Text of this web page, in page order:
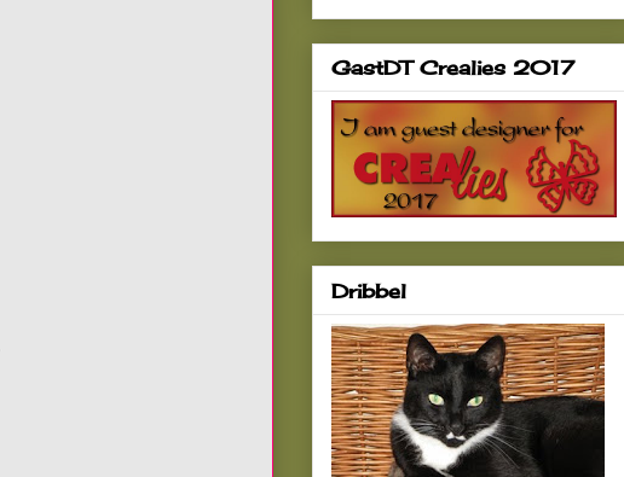
GastDT Crealies 2017
Dribbel